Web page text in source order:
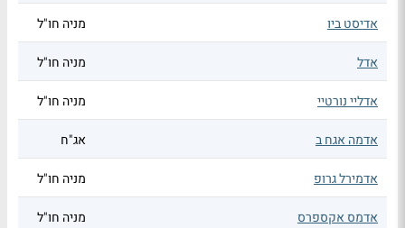
אדיסט ביו מניה חו"ל
אדל מניה חו"ל
אדליי נורטיי מניה חו"ל
אדמה אגח ב אג"ח
אדמירל גרופ מניה חו"ל
אדמס אקספרס מניה חו"ל